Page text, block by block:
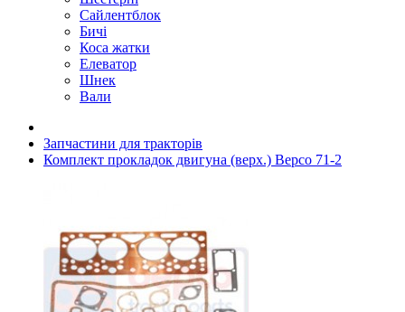
Сайлентблок
Бичі
Коса жатки
Елеватор
Шнек
Вали
Запчастини для тракторів
Комплект прокладок двигуна (верх.) Bepco 71-2